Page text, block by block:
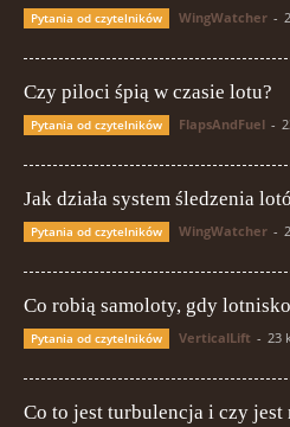
Pytania od czytelników WingWatcher -
Czy piloci śpią w czasie lotu?
Pytania od czytelników FlapsAndFuel -
Jak działa system śledzenia
Pytania od czytelników WingWatcher -
Co robią samoloty, gdy
Pytania od czytelników VerticalLift - 23
Co to jest turbulencja i czy jest